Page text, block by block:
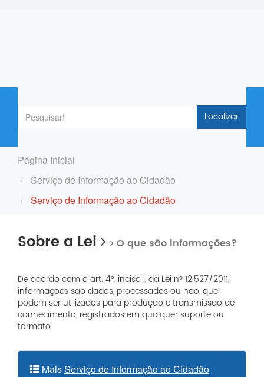
Localizar
Página Inicial
Serviço de Informação ao Cidadão
Serviço de Informação ao Cidadão
Sobre a Lei O que são informações?
De acordo com o art. 4°, inciso I, da Lei nº 12.527/2011,
informações são dados, processados ou não, que
podem ser utilizados para produção e transmissão de
conhecimento, registrados em qualquer suporte ou
formato.
MaisServiço de Informação ao Cidadão